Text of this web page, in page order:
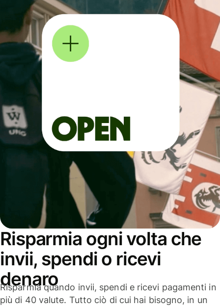
Risparmia ogni volta che
invii, spendi o ricevi
denaro
Risparmia quando invii, spendi e ricevi pagamenti in
più di 40 valute. Tutto ciò di cui hai bisogno, in un